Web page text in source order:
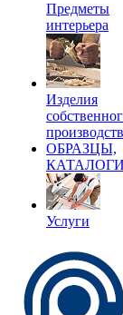
Предметы
интерьера
Изделия
ОБРАЗЦЫ,
КАТАЛОГИ
Услуги